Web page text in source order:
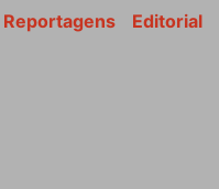
Editorial
Reportagens